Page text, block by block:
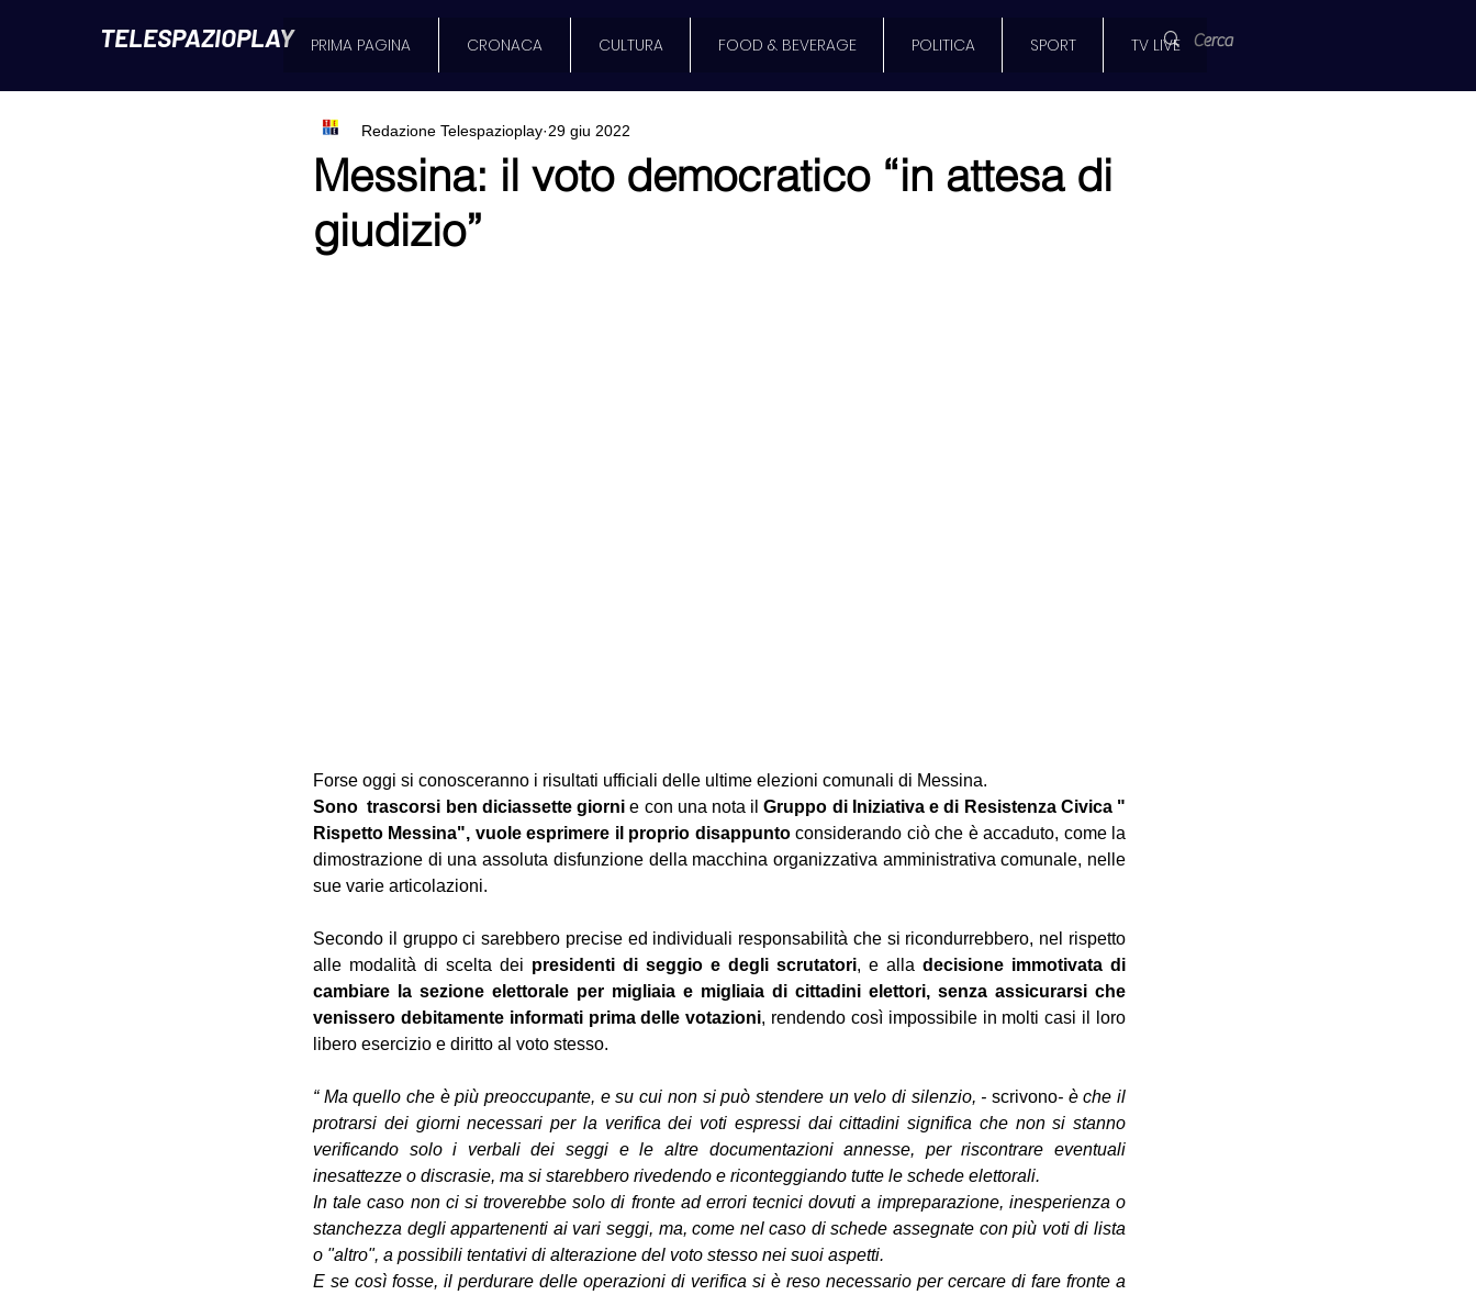
TELESPAZIOPLAY PRIMA PAGINA CRONACA CULTURA FOOD & BEVERAGE POLITICA SPORT TV LIVE
Messina: il voto democratico “in attesa di
giudizio”
Redazione Telespazioplay 29 giu 2022
Forse oggi si conosceranno i risultati ufficiali delle ultime elezioni comunali di Messina.
Sono  trascorsi ben diciassette giorni e con una nota il Gruppo di Iniziativa e di Resistenza Civica "
Rispetto Messina", vuole esprimere il proprio disappunto considerando ciò che è accaduto, come la
dimostrazione di una assoluta disfunzione della macchina organizzativa amministrativa comunale, nelle
sue varie articolazioni.
Secondo il gruppo ci sarebbero precise ed individuali responsabilità che si ricondurrebbero, nel rispetto
alle modalità di scelta dei presidenti di seggio e degli scrutatori, e alla decisione immotivata di
cambiare la sezione elettorale per migliaia e migliaia di cittadini elettori, senza assicurarsi che
venissero debitamente informati prima delle votazioni, rendendo così impossibile in molti casi il loro
libero esercizio e diritto al voto stesso.
“ Ma quello che è più preoccupante, e su cui non si può stendere un velo di silenzio, - scrivono- è che il
protrarsi dei giorni necessari per la verifica dei voti espressi dai cittadini significa che non si stanno
verificando solo i verbali dei seggi e le altre documentazioni annesse, per riscontrare eventuali
inesattezze o discrasie, ma si starebbero rivedendo e riconteggiando tutte le schede elettorali.
In tale caso non ci si troverebbe solo di fronte ad errori tecnici dovuti a impreparazione, inesperienza o
stanchezza degli appartenenti ai vari seggi, ma, come nel caso di schede assegnate con più voti di lista
o "altro", a possibili tentativi di alterazione del voto stesso nei suoi aspetti.
E se così fosse, il perdurare delle operazioni di verifica si è reso necessario per cercare di fare fronte a